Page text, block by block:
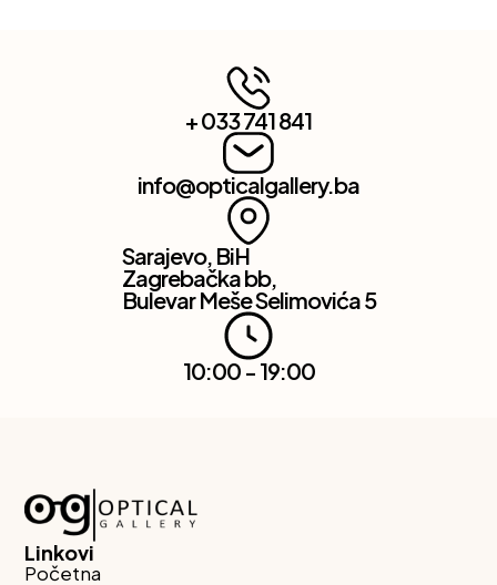
+ 033 741 841
info@opticalgallery.ba
Sarajevo, BiH
Zagrebačka bb,
Bulevar Meše Selimovića 5
10:00 - 19:00
Linkovi
Početna